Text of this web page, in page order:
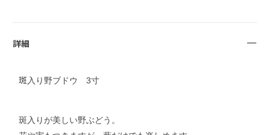
詳細
斑 入り野ブドウ 3寸
斑入りが美しい野ぶどう。